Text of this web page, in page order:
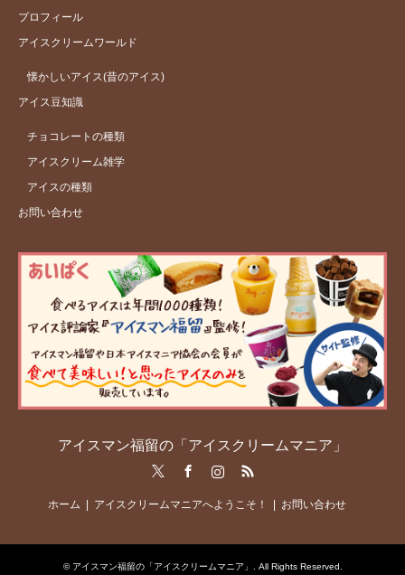
プロフィール
アイスクリームワールド
懐かしいアイス(昔のアイス)
アイス豆知識
チョコレートの種類
アイスクリーム雑学
アイスの種類
お問い合わせ
アイスマン福留の「アイスクリームマニア」
RSS
ホーム アイスクリームマニアへようこそ！ お問い合わせ
© アイスマン福留の「アイスクリームマニア」 . All Rights Reserved.